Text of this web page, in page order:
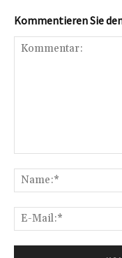
Kommentieren Sie